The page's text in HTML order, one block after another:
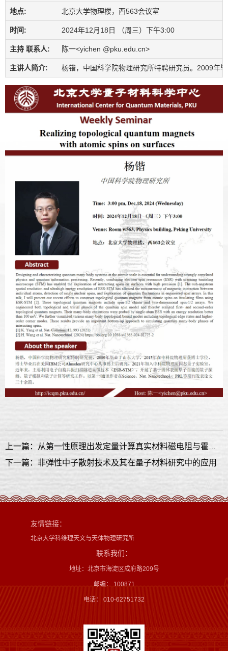
地点: 北京大学物理楼，西563会议室
时间: 2024年12月18日 （周三）下午3:00
主持 联系人: 陈一<yichen @pku.edu.cn>
主讲人简介: 杨锴，中国科学院物理研究所特聘研究员。2009年
上一篇：从第一性原理出发定量计算真实材料磁电阻与霍尔效应
下一篇：非弹性中子散射技术及其在量子材料研究中的应用
友情链接：
北京大学科维理天文与天体物理研究所
联系我们：
地址：北京市海淀区成府路209号
邮编： 100871
电话： 010-62751732